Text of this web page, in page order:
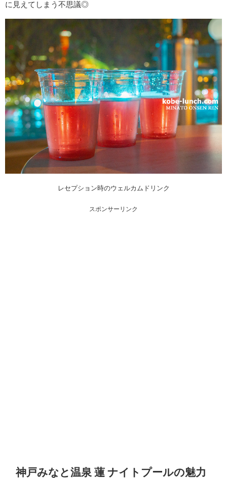
に見えてしまう不思議◎
レセプション時のウェルカムドリンク
スポンサーリンク
神戸みなと温泉 蓮 ナイトプールの魅力